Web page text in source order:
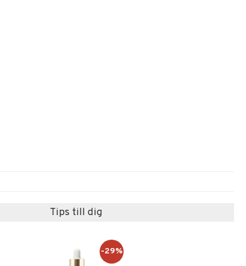
Tips till dig
-29%